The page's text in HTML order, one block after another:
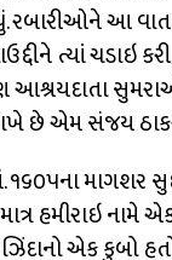
રબારીઓને આ
ત્યાં ચડાઇ
છે એમ સંજય
માગશર
હમીરાઇ નામે
એક કુબો